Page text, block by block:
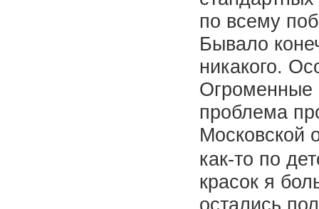
по всему
Бывало
никакого.
Огроменные
проблема
Московской
как-то по
красок я
остались